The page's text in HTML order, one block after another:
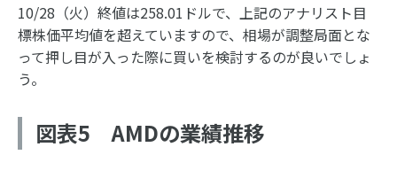
10/28（火）終値は258.01ドルで、上記のアナリスト目
標株価平均値を超えていますので、相場が調整局面とな
って押し目が入った際に買いを検討するのが良いでしょ
う。
図表5 AMDの業績推移